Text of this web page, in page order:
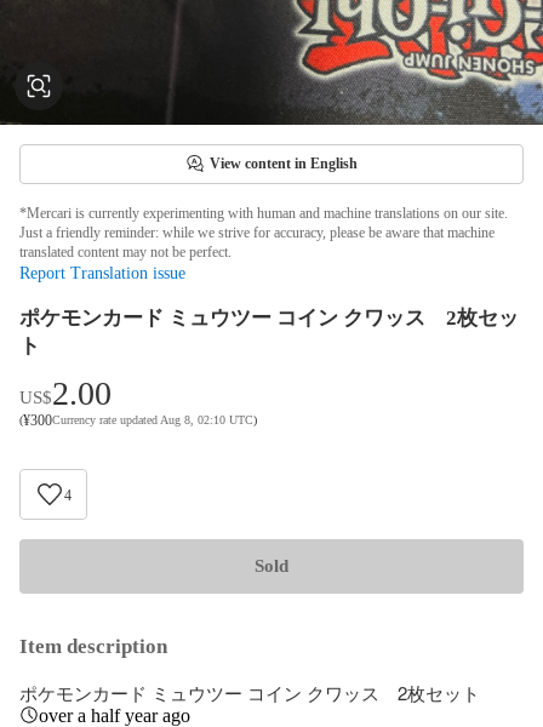
View content in English
*Mercari is currently experimenting with human and machine translations on our site.
Just a friendly reminder: while we strive for accuracy, please be aware that machine
translated content may not be perfect.
Report Translation issue
ポケモンカード ミュウツー コイン クワッス 2枚セッ
ト
US$2.00
(¥300Currency rate updated Aug 8, 02:10 UTC)
4
Sold
Item description
ポケモンカード ミュウツー コイン クワッス　2枚セット
over a half year ago